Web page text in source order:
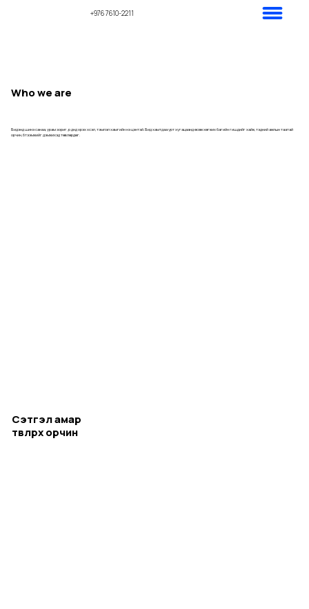
+976 7610-2211
Сэтгэл амар
төвлөрөх орчин
Who we are
Бидэнд шинэ санаа, урам зориг, үр дүнд хүрэх хүсэл, тэмүүлэл хамгийн үнэ цэнтэй. Бид хамтдаа урт хугацаанд өсөж хөгжих багийн гишүүдийг хайж, тэдний ажлын таатай
орчин, бүтээмжийг дэмжихэд төвлөрдөг.